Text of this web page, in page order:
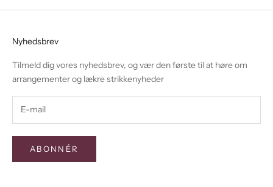
Nyhedsbrev
Tilmeld dig vores nyhedsbrev, og vær den første til at høre om
arrangementer og lækre strikkenyheder
ABONNÉR